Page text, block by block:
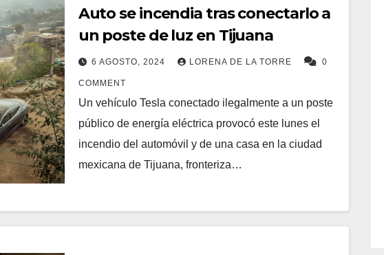
Auto se incendia tras conectarlo a
un poste de luz en Tijuana
6 AGOSTO, 2024 LORENA DE LA TORRE 0
COMMENT
Un vehículo Tesla conectado ilegalmente a un poste
público de energía eléctrica provocó este lunes el
incendio del automóvil y de una casa en la ciudad
mexicana de Tijuana, fronteriza…